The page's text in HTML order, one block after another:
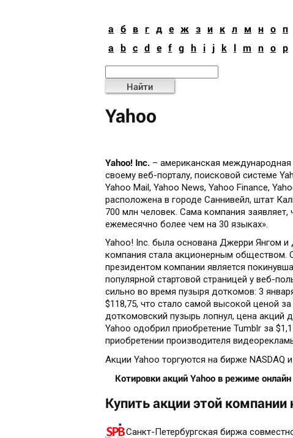
a б в г д е ж з и к л м н о п
a b c d e f g h i j k l m n o p
Найти
Yahoo
Yahoo! Inc. – американская
своему веб-порталу, поисковой системе
Yahoo Mail, Yahoo News, Yahoo Finance,
расположена в городе Саннивейл, штат
700 млн человек. Сама компания заявляет,
ежемесячно более чем на 30 языках».
Yahoo! Inc. была основана Джерри Янгом
компания стала акционерным обществом.
президентом компании является
популярной стартовой страницей у веб-
сильно во время пузыря доткомов: 3
$118,75, что стало самой высокой ценой
доткомовский пузырь лопнул, цена акций
Yahoo одобрил приобретение Tumblr за
приобретении производителя
Акции Yahoo торгуются на бирже NASDAQ
Котировки акций Yahoo в режиме
Купить акции этой
Санкт-Петербургская биржа